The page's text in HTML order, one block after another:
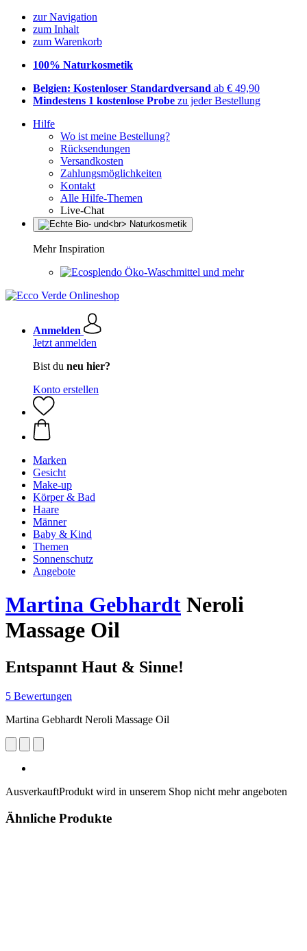
zur Navigation
zum Inhalt
zum Warenkorb
100% Naturkosmetik
Belgien: Kostenloser Standardversand ab € 49,90
Mindestens 1 kostenlose Probe zu jeder Bestellung
Hilfe
Wo ist meine Bestellung?
Rücksendungen
Versandkosten
Zahlungsmöglichkeiten
Kontakt
Alle Hilfe-Themen
Live-Chat
Mehr Inspiration
Öko-Waschmittel und mehr
Anmelden
Jetzt anmelden
Bist du neu hier?
Konto erstellen
Marken
Gesicht
Make-up
Körper & Bad
Haare
Männer
Baby & Kind
Themen
Sonnenschutz
Angebote
Martina Gebhardt Neroli
Massage Oil
Entspannt Haut & Sinne!
5 Bewertungen
Martina Gebhardt Neroli Massage Oil
AusverkauftProdukt wird in unserem Shop nicht mehr angeboten
Ähnliche Produkte